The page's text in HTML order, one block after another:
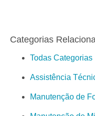
Categorias
Todas Categorias
Assistência
Manutenção de